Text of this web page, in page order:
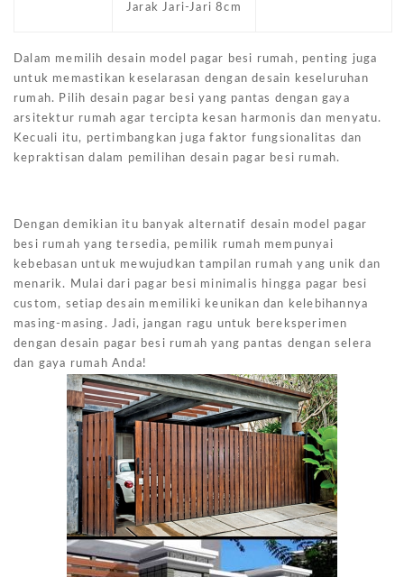
Jarak Jari-Jari 8cm
Dalam memilih desain model pagar besi rumah, penting juga
untuk memastikan keselarasan dengan desain keseluruhan
rumah. Pilih desain pagar besi yang pantas dengan gaya
arsitektur rumah agar tercipta kesan harmonis dan menyatu.
Kecuali itu, pertimbangkan juga faktor fungsionalitas dan
kepraktisan dalam pemilihan desain pagar besi rumah.
Dengan demikian itu banyak alternatif desain model pagar
besi rumah yang tersedia, pemilik rumah mempunyai
kebebasan untuk mewujudkan tampilan rumah yang unik dan
menarik. Mulai dari pagar besi minimalis hingga pagar besi
custom, setiap desain memiliki keunikan dan kelebihannya
masing-masing. Jadi, jangan ragu untuk bereksperimen
dengan desain pagar besi rumah yang pantas dengan selera
dan gaya rumah Anda!